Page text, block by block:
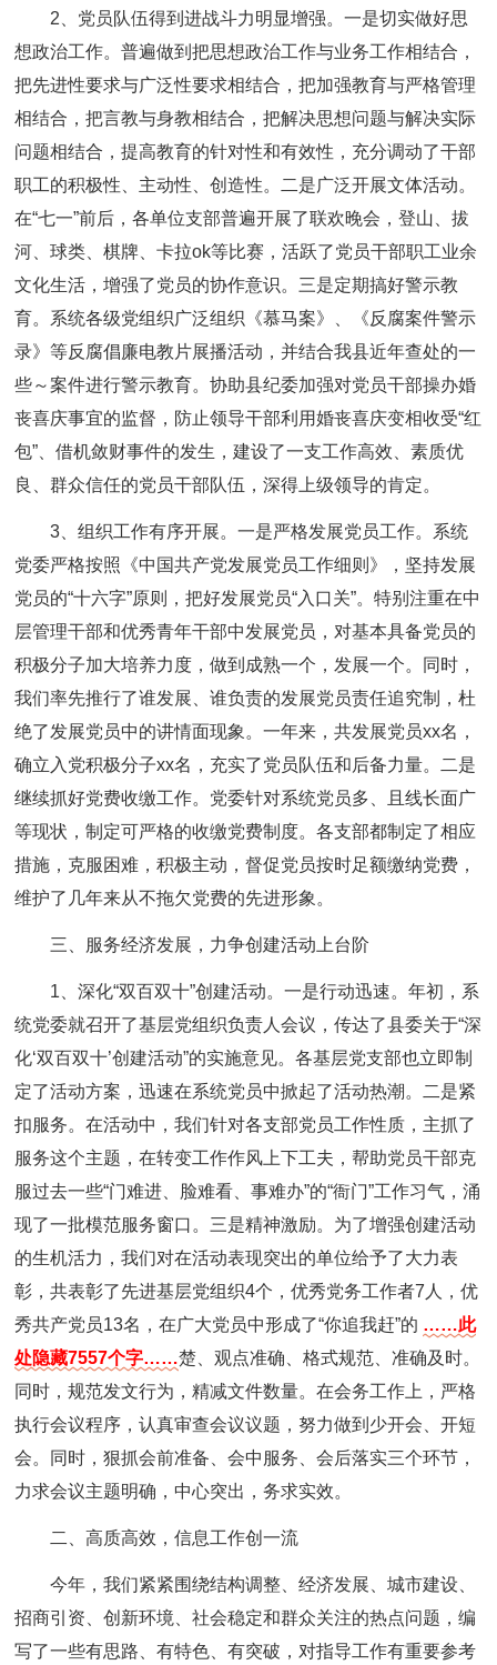
2、党员队伍得到进战斗力明显增强。一是切实做好思
想政治工作。普遍做到把思想政治工作与业务工作相结合，
把先进性要求与广泛性要求相结合，把加强教育与严格管理
相结合，把言教与身教相结合，把解决思想问题与解决实际
问题相结合，提高教育的针对性和有效性，充分调动了干部
职工的积极性、主动性、创造性。二是广泛开展文体活动。
在“七一”前后，各单位支部普遍开展了联欢晚会，登山、拔
河、球类、棋牌、卡拉ok等比赛，活跃了党员干部职工业余
文化生活，增强了党员的协作意识。三是定期搞好警示教
育。系统各级党组织广泛组织《慕马案》、《反腐案件警示
录》等反腐倡廉电教片展播活动，并结合我县近年查处的一
些～案件进行警示教育。协助县纪委加强对党员干部操办婚
丧喜庆事宜的监督，防止领导干部利用婚丧喜庆变相收受“红
包”、借机敛财事件的发生，建设了一支工作高效、素质优
良、群众信任的党员干部队伍，深得上级领导的肯定。
3、组织工作有序开展。一是严格发展党员工作。系统
党委严格按照《中国共产党发展党员工作细则》，坚持发展
党员的“十六字”原则，把好发展党员“入口关”。特别注重在中
层管理干部和优秀青年干部中发展党员，对基本具备党员的
积极分子加大培养力度，做到成熟一个，发展一个。同时，
我们率先推行了谁发展、谁负责的发展党员责任追究制，杜
绝了发展党员中的讲情面现象。一年来，共发展党员xx名，
确立入党积极分子xx名，充实了党员队伍和后备力量。二是
继续抓好党费收缴工作。党委针对系统党员多、且线长面广
等现状，制定可严格的收缴党费制度。各支部都制定了相应
措施，克服困难，积极主动，督促党员按时足额缴纳党费，
维护了几年来从不拖欠党费的先进形象。
三、服务经济发展，力争创建活动上台阶
1、深化“双百双十”创建活动。一是行动迅速。年初，系
统党委就召开了基层党组织负责人会议，传达了县委关于“深
化‘双百双十’创建活动”的实施意见。各基层党支部也立即制
定了活动方案，迅速在系统党员中掀起了活动热潮。二是紧
扣服务。在活动中，我们针对各支部党员工作性质，主抓了
服务这个主题，在转变工作作风上下工夫，帮助党员干部克
服过去一些“门难进、脸难看、事难办”的“衙门”工作习气，涌
现了一批模范服务窗口。三是精神激励。为了增强创建活动
的生机活力，我们对在活动表现突出的单位给予了大力表
彰，共表彰了先进基层党组织4个，优秀党务工作者7人，优
秀共产党员13名，在广大党员中形成了“你追我赶”的 ……此
处隐藏7557个字……楚、观点准确、格式规范、准确及时。
同时，规范发文行为，精减文件数量。在会务工作上，严格
执行会议程序，认真审查会议议题，努力做到少开会、开短
会。同时，狠抓会前准备、会中服务、会后落实三个环节，
力求会议主题明确，中心突出，务求实效。
二、高质高效，信息工作创一流
今年，我们紧紧围绕结构调整、经济发展、城市建设、
招商引资、创新环境、社会稳定和群众关注的热点问题，编
写了一些有思路、有特色、有突破，对指导工作有重要参考